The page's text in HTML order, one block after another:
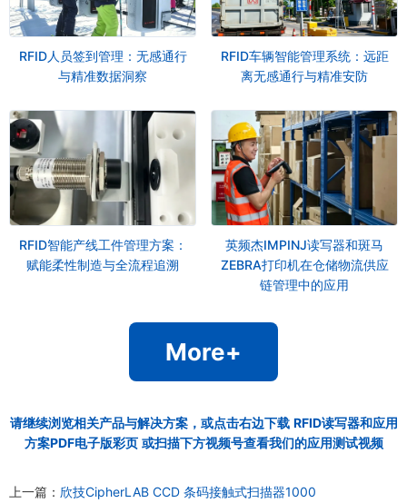
RFID人员签到管理：无感通行
与精准数据洞察
RFID车辆智能管理系统：远距
离无感通行与精准安防
RFID智能产线工件管理方案：
赋能柔性制造与全流程追溯
英频杰IMPINJ读写器和斑马
ZEBRA打印机在仓储物流供应
链管理中的应用
More+
请继续浏览相关产品与解决方案，或点击右边下载 RFID读写器和应用
方案PDF电子版彩页 或扫描下方视频号查看我们的应用测试视频
上一篇： 欣技CipherLAB CCD 条码接触式扫描器1000